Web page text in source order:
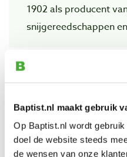
Baptist.nl maakt gebruik
Op Baptist.nl wordt
doel de website steeds
de wensen van onze
1902 als producent
snijgereedschappen
Bekijk ook
Pfeil
€ 47,40